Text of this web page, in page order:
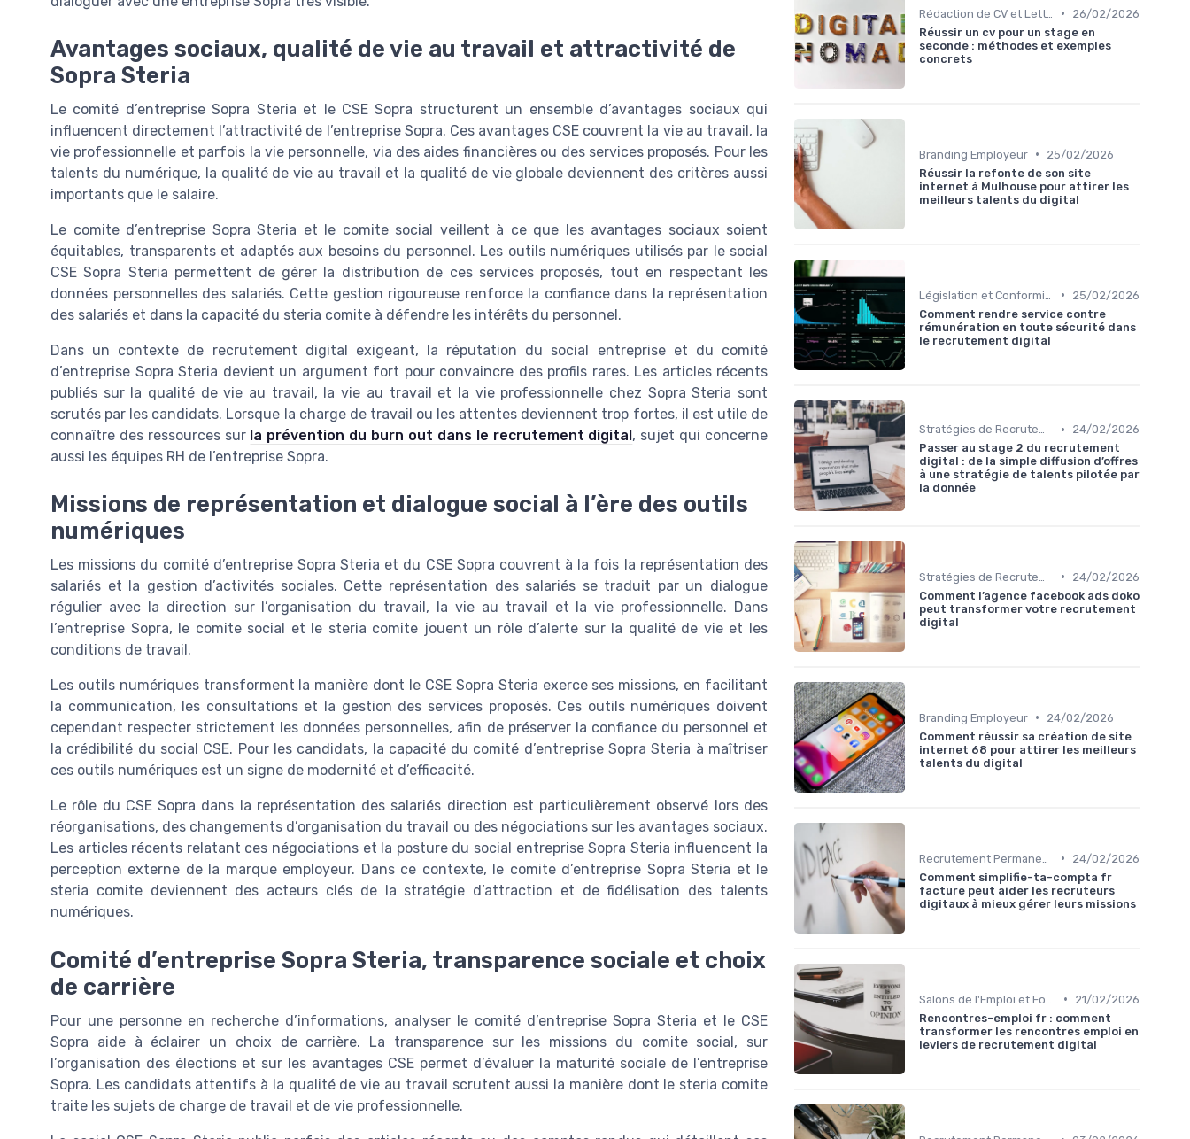
Avantages sociaux, qualité de vie au travail et attractivité de
Sopra Steria
Le comité d’entreprise Sopra Steria et le CSE Sopra structurent un ensemble d’avantages sociaux qui
influencent directement l’attractivité de l’entreprise Sopra. Ces avantages CSE couvrent la vie au travail, la
vie professionnelle et parfois la vie personnelle, via des aides financières ou des services proposés. Pour les
talents du numérique, la qualité de vie au travail et la qualité de vie globale deviennent des critères aussi
importants que le salaire.
Le comite d’entreprise Sopra Steria et le comite social veillent à ce que les avantages sociaux soient
équitables, transparents et adaptés aux besoins du personnel. Les outils numériques utilisés par le social
CSE Sopra Steria permettent de gérer la distribution de ces services proposés, tout en respectant les
données personnelles des salariés. Cette gestion rigoureuse renforce la confiance dans la représentation
des salariés et dans la capacité du steria comite à défendre les intérêts du personnel.
Dans un contexte de recrutement digital exigeant, la réputation du social entreprise et du comité
d’entreprise Sopra Steria devient un argument fort pour convaincre des profils rares. Les articles récents
publiés sur la qualité de vie au travail, la vie au travail et la vie professionnelle chez Sopra Steria sont
scrutés par les candidats. Lorsque la charge de travail ou les attentes deviennent trop fortes, il est utile de
connaître des ressources sur la prévention du burn out dans le recrutement digital, sujet qui concerne
aussi les équipes RH de l’entreprise Sopra.
Missions de représentation et dialogue social à l’ère des outils
numériques
Les missions du comité d’entreprise Sopra Steria et du CSE Sopra couvrent à la fois la représentation des
salariés et la gestion d’activités sociales. Cette représentation des salariés se traduit par un dialogue
régulier avec la direction sur l’organisation du travail, la vie au travail et la vie professionnelle. Dans
l’entreprise Sopra, le comite social et le steria comite jouent un rôle d’alerte sur la qualité de vie et les
conditions de travail.
Les outils numériques transforment la manière dont le CSE Sopra Steria exerce ses missions, en facilitant
la communication, les consultations et la gestion des services proposés. Ces outils numériques doivent
cependant respecter strictement les données personnelles, afin de préserver la confiance du personnel et
la crédibilité du social CSE. Pour les candidats, la capacité du comité d’entreprise Sopra Steria à maîtriser
ces outils numériques est un signe de modernité et d’efficacité.
Le rôle du CSE Sopra dans la représentation des salariés direction est particulièrement observé lors des
réorganisations, des changements d’organisation du travail ou des négociations sur les avantages sociaux.
Les articles récents relatant ces négociations et la posture du social entreprise Sopra Steria influencent la
perception externe de la marque employeur. Dans ce contexte, le comite d’entreprise Sopra Steria et le
steria comite deviennent des acteurs clés de la stratégie d’attraction et de fidélisation des talents
numériques.
Comité d’entreprise Sopra Steria, transparence sociale et choix
de carrière
Pour une personne en recherche d’informations, analyser le comité d’entreprise Sopra Steria et le CSE
Sopra aide à éclairer un choix de carrière. La transparence sur les missions du comite social, sur
l’organisation des élections et sur les avantages CSE permet d’évaluer la maturité sociale de l’entreprise
Sopra. Les candidats attentifs à la qualité de vie au travail scrutent aussi la manière dont le steria comite
traite les sujets de charge de travail et de vie professionnelle.
•
26/02/2026
Réussir un cv pour un stage en
seconde : méthodes et exemples
concrets
Branding Employeur •
25/02/2026
Réussir la refonte de son site
internet à Mulhouse pour attirer les
meilleurs talents du digital
•
25/02/2026
Comment rendre service contre
rémunération en toute sécurité dans
le recrutement digital
Stratégies de Recrutement Digital •
24/02/2026
Passer au stage 2 du recrutement
digital : de la simple diffusion d’offres
à une stratégie de talents pilotée par
la donnée
•
24/02/2026
Comment l’agence facebook ads doko
peut transformer votre recrutement
digital
Branding Employeur •
24/02/2026
Comment réussir sa création de site
internet 68 pour attirer les meilleurs
talents du digital
•
24/02/2026
Comment simplifie-ta-compta fr
facture peut aider les recruteurs
digitaux à mieux gérer leurs missions
•
21/02/2026
Rencontres-emploi fr : comment
transformer les rencontres emploi en
leviers de recrutement digital